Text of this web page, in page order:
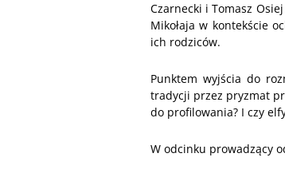
Czarnecki i Tomasz
Mikołaja w kontekście
ich rodziców.
Punktem wyjścia do
tradycji przez pryzmat
do profilowania? I czy
W odcinku prowadzący